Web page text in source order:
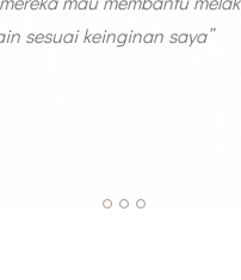
sesuai keinginan saya”